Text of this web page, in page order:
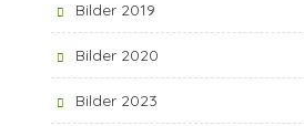
Bilder 2019
Bilder 2020
Bilder 2023